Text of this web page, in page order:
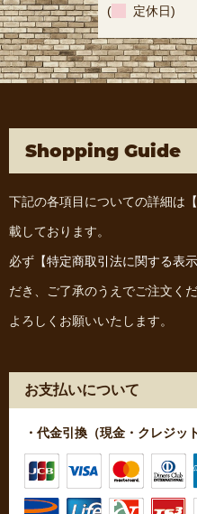
( 定休日)
Shopping Guide
下記の各項目についての詳細は
載しております。
必ず 【特定商取引法に関する表示
だき、ご了承のうえでご注文くだ
よろしくお願いいたします。
お支払いについて
・代金引換（現金・クレジッ